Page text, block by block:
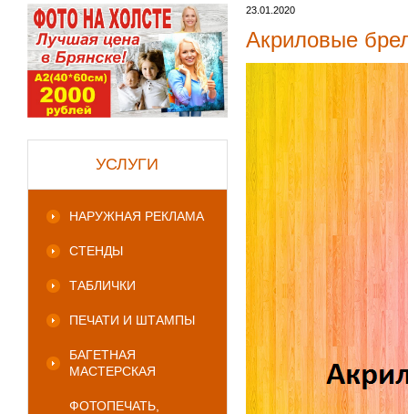
УСЛУГИ
НАРУЖНАЯ РЕКЛАМА
СТЕНДЫ
ТАБЛИЧКИ
ПЕЧАТИ И ШТАМПЫ
БАГЕТНАЯ
МАСТЕРСКАЯ
ФОТОПЕЧАТЬ,
23.01.2020
Акриловые